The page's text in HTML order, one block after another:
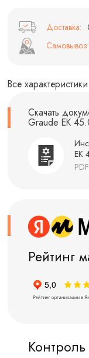
Доставка:
Самовывоз:
Все характеристики
Скачать
Graude EK
EK
Рейтинг
Контроль